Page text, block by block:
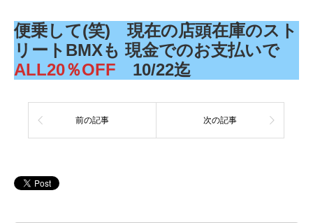
便乗して(笑) 現在の店頭在庫のスト
リートBMXも 現金でのお支払いで
ALL20％OFF 10/22迄
前の記事 次の記事